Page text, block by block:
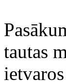
tautas